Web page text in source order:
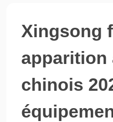
Xingsong
apparition
chinois